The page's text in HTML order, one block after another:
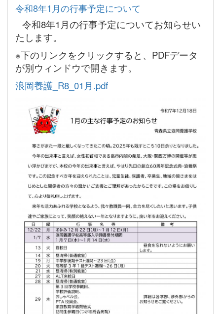
令和8年1月の行事予定について
令和8年1月の行事予定についてお知らせい
たします。
※下のリンクをクリックすると、PDFデータ
が別ウィンドウで開きます。
浪岡養護_R8_01月.pdf